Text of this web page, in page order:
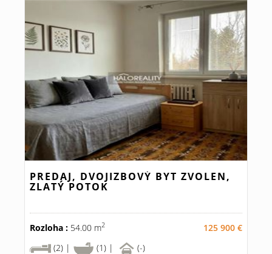
PREDAJ, DVOJIZBOVÝ BYT ZVOLEN,
ZLATÝ POTOK
Rozloha : 54.00 m2
125 900 €
(2) |
(1) | (-)